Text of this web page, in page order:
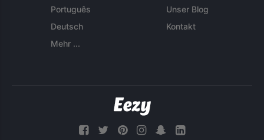
Português
Deutsch
Mehr ...
Unser Blog
Kontakt